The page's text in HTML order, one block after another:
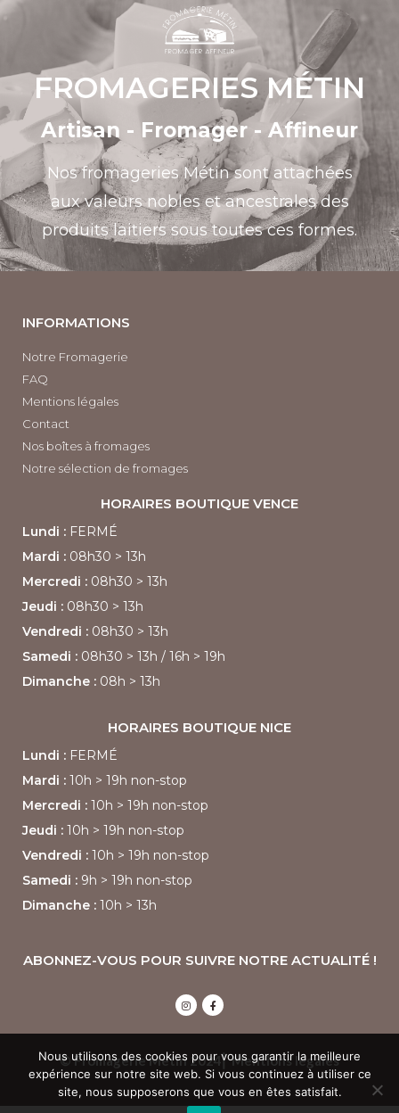
FROMAGERIES MÉTIN
Artisan - Fromager - Affineur
Nos fromageries Métin sont attachées
aux valeurs nobles et ancestrales des
produits laitiers sous toutes ces formes.
INFORMATIONS
Notre Fromagerie
FAQ
Mentions légales
Contact
Nos boîtes à fromages
Notre sélection de fromages
HORAIRES BOUTIQUE VENCE
Lundi : FERMÉ
Mardi : 08h30 > 13h
Mercredi : 08h30 > 13h
Jeudi : 08h30 > 13h
Vendredi : 08h30 > 13h
Samedi : 08h30 > 13h / 16h > 19h
Dimanche : 08h > 13h
HORAIRES BOUTIQUE NICE
Lundi : FERMÉ
Mardi : 10h > 19h non-stop
Mercredi : 10h > 19h non-stop
Jeudi : 10h > 19h non-stop
Vendredi : 10h > 19h non-stop
Samedi : 9h > 19h non-stop
Dimanche : 10h > 13h
ABONNEZ-VOUS POUR SUIVRE NOTRE ACTUALITÉ !
© Fromagerie Métin 2024⎢Mentions légales
Nous utilisons des cookies pour vous garantir la meilleure
expérience sur notre site web. Si vous continuez à utiliser ce
site, nous supposerons que vous en êtes satisfait.